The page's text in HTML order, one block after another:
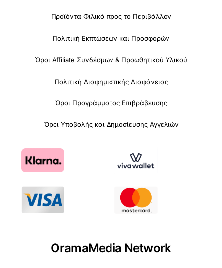
Προϊόντα Φιλικά προς το Περιβάλλον
Πολιτική Εκπτώσεων και Προσφορών
Όροι Affiliate Συνδέσμων & Προωθητικού Υλικού
Πολιτική Διαφημιστικής Διαφάνειας
Όροι Προγράμματος Επιβράβευσης
Όροι Υποβολής και Δημοσίευσης Αγγελιών
OramaMedia Network